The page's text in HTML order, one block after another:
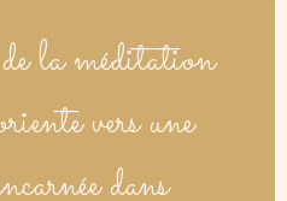
la méditation
vers une
dans